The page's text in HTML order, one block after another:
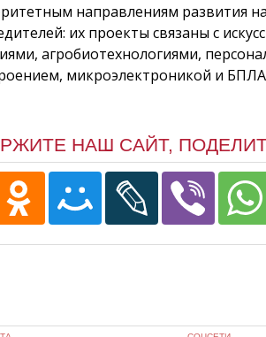
направлениям развития
их проекты связаны с
агробиотехнологиями,
микроэлектроникой и
НАШ САЙТ,